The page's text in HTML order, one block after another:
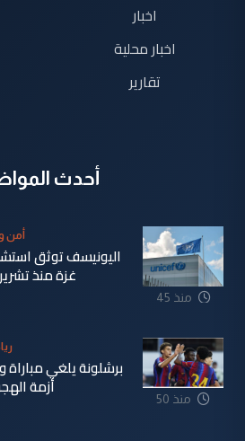
اخبار
اخبار محلية
تقارير
أحدث
منذ 45
أمن
غزة منذ
منذ 50
برشلونة يلغي
أزمة